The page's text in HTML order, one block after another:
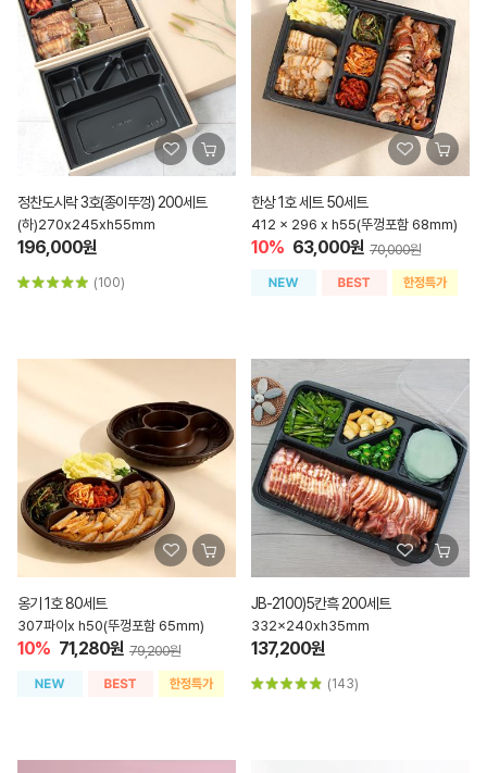
정찬도시락 3호(종이뚜껑) 200세트
(하)270x245xh55mm
196,000원
(100)
한상 1호 세트 50세트
412 x 296 x h55(뚜껑포함 68mm)
10% 63,000원 70,000원
옹기 1호 80세트
307파이x h50(뚜껑포함 65mm)
10% 71,280원 79,200원
JB-2100)5칸흑 200세트
332x240xh35mm
137,200원
(143)